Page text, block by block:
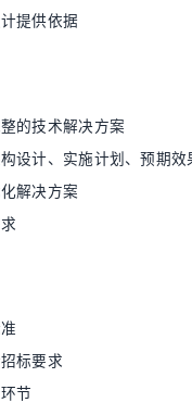
提供依据
的技术解决方案
设计、实施计划、预期效
解决方案
标要求
节